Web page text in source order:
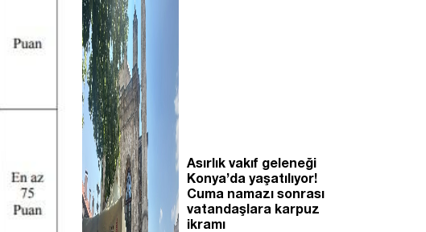
Asırlık vakıf geleneği
Konya’da yaşatılıyor!
Cuma namazı sonrası
vatandaşlara karpuz
ikramı